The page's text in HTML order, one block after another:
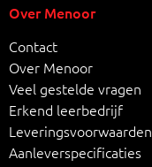
Over Menoor
Contact
Over Menoor
Veel gestelde vragen
Erkend leerbedrijf
Leveringsvoorwaarden
Aanleverspecificaties